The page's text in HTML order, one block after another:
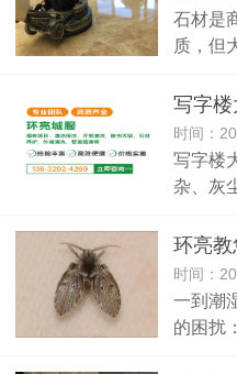
石材是
质，但
时间：
写字楼
杂、灰
时间：
一到潮
的困扰